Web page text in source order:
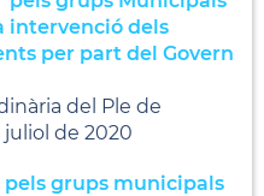
intervenció dels
per part del Govern
del Ple de
de 2020
grups municipals